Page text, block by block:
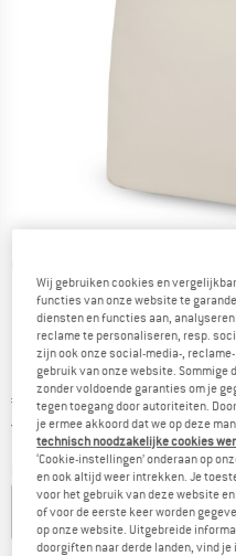
Prijs:
€ 79,95 incl. BTW
Gratis verzending(NL)
Kleur:Sandstone
Wij gebruiken cookies en
functies van onze website te
diensten en functies aan,
reclame te personaliseren, resp.
zijn ook onze social-media-,
gebruik van onze website. Sommige
zonder voldoende garanties om je
tegen toegang door autoriteiten.
je ermee akkoord dat we op deze
technisch noodzakelijke cookies
‘Cookie-instellingen’ onderaan op
en ook altijd weer intrekken. Je
voor het gebruik van deze website
of voor de eerste keer worden
op onze website. Uitgebreide
doorgiften naar derde landen, vind je